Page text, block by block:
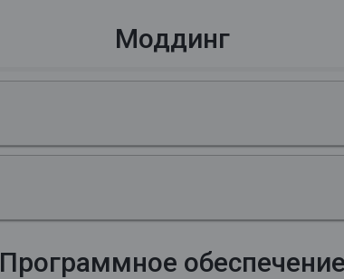
Моддинг
Программное обеспечение